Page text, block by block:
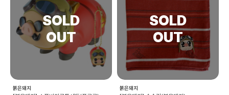
붉은돼지 붉은돼지